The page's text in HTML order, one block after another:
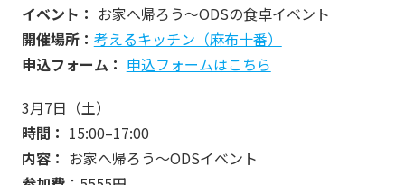
イベント： お家へ帰ろう～ODSの食卓イベント
開催場所： 考えるキッチン（麻布十番）
申込フォーム： 申込フォームはこちら
3月7日（土）
時間： 15:00–17:00
内容： お家へ帰ろう～ODSイベント